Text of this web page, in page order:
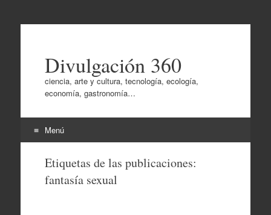
Divulgación 360
ciencia, arte y cultura, tecnología, ecología,
economía, gastronomía…
Menú
contenido
Etiquetas de las publicaciones:
fantasía sexual